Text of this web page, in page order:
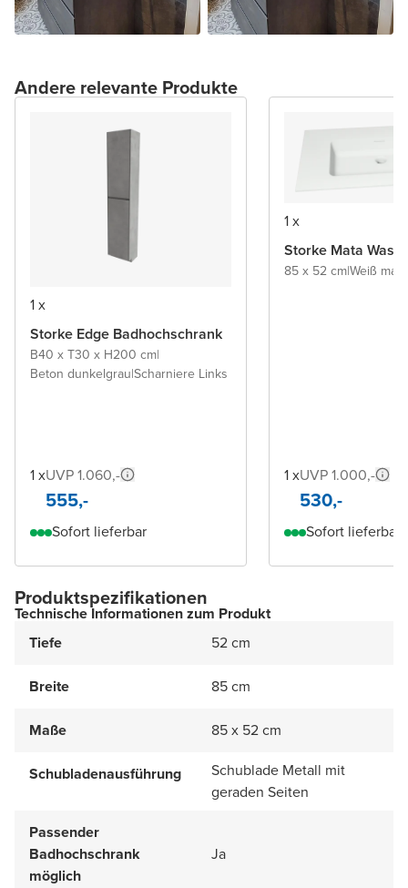
Andere relevante Produkte
1 x
Storke Edge Badhochschrank
B40 x T30 x H200 cm|
Beton dunkelgrau|Scharniere Links
1 xUVP 1.060,-
555,-
Sofort lieferbar
1 x
Storke Mata
85 x 52 cm|Weiß matt
1 xUVP 1.000,-
530,-
Sofort lieferbar
Produktspezifikationen
Technische Informationen zum Produkt
Tiefe
52 cm
Breite 85 cm
Maße 85 x 52 cm
Schubladenausführung
Schublade Metall mit
geraden Seiten
Passender
Badhochschrank
möglich
Ja